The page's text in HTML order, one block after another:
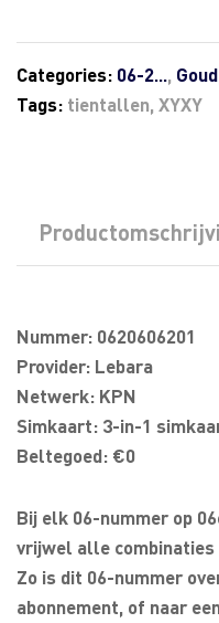
Categories: 06-2..., Goud
Tags: tientallen, XYXY
Nummer: 0620606201
Provider: Lebara
Netwerk: KPN
Simkaart: 3-in-1
Beltegoed: €0
Bij elk 06-nummer op
vrijwel alle combinaties
Zo is dit 06-nummer
abonnement, of naar